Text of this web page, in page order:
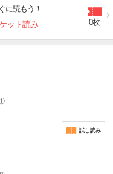
に読もう！
ット読み 0枚
試し読み